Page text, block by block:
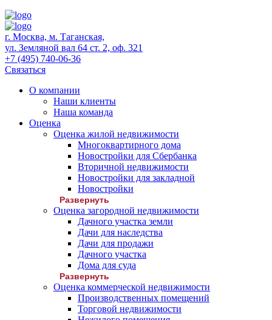
г. Москва, м. Таганская,
ул. Земляной вал 64 ст. 2, оф. 321
+7 (495) 740-06-36
Связаться
О компании
Наши клиенты
Наша команда
Оценка
Оценка жилой недвижимости
Многоквартирного дома
Новостройки для Сбербанка
Вторичной недвижимости
Новостройки для закладной
Новостройки
Развернуть
Оценка загородной недвижимости
Дачного участка земли
Дачи для наследства
Дачи для продажи
Дачного участка
Дома для суда
Развернуть
Оценка коммерческой недвижимости
Производственных помещений
Торговой недвижимости